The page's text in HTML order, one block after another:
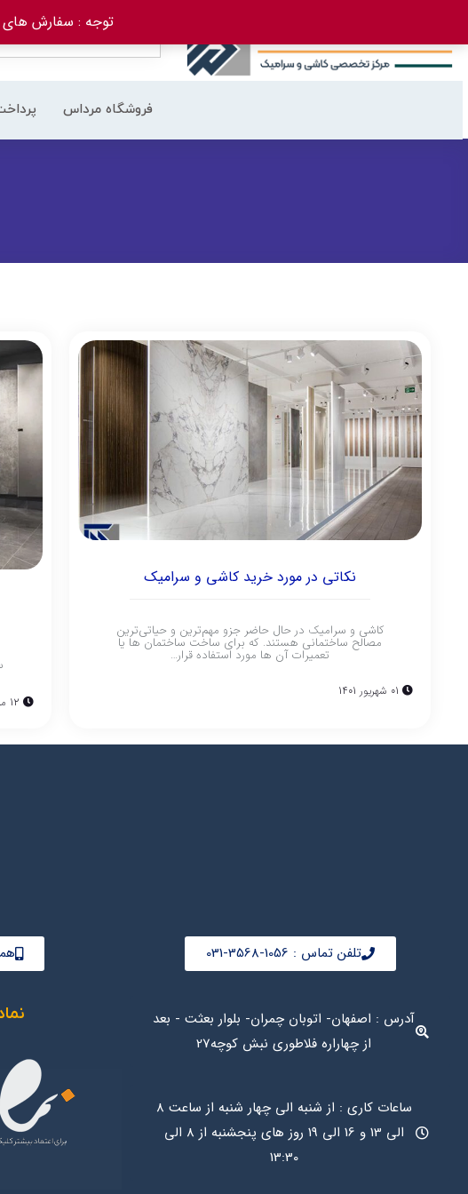
توجه : سفارش های کاشی استخری
فروشگاه مرداس
نکاتی در مورد خرید کاشی و سرامیک
کاشی و سرامیک در حال حاضر جزو مهم‌ترین و حیاتی‌ترین
مصالح ساختمانی هستند. که برای ساخت ساختمان‌ ها یا
تعمیرات آن‌ ها مورد استفاده قرار…
12 مرداد 1401
تلفن تماس : 1056-3568-031 همراه
آدرس : اصفهان- اتوبان چمران- بلوار بعثت - بعد
از چهاراره فلاطوری نبش کوچه27
ساعات کاری : از شنبه الی چهار شنبه از ساعت 8
الی 13 و 16 الی 19 روز های پنجشنبه از 8 الی
13:30